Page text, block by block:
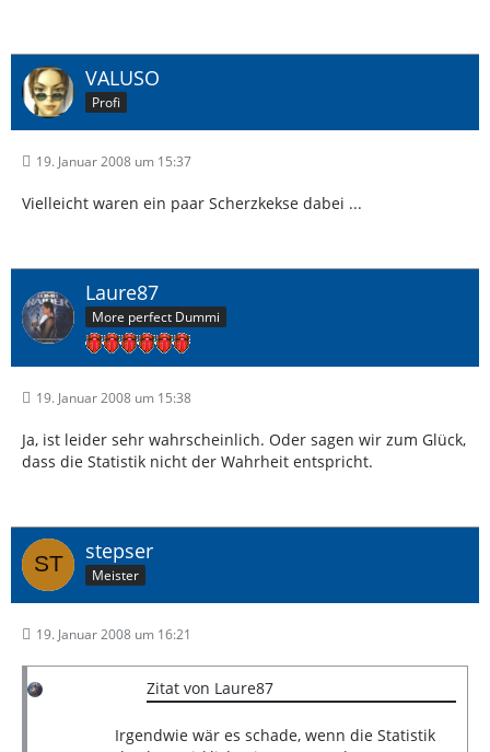
VALUSO
Profi
19. Januar 2008 um 15:37
Vielleicht waren ein paar Scherzkekse dabei ...
Laure87
More perfect Dummi
19. Januar 2008 um 15:38
Ja, ist leider sehr wahrscheinlich. Oder sagen wir zum Glück,
dass die Statistik nicht der Wahrheit entspricht.
stepser
Meister
19. Januar 2008 um 16:21
Zitat von Laure87
Irgendwie wär es schade, wenn die Statistik